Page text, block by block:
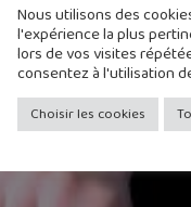
T-
et bien d’autres
Nous utilisons des
l'expérience la plus
lors de vos visites
consentez à l'utilisation
Choisir les cookies